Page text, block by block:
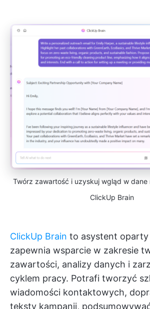
Twórz zawartość i uzyskuj wgląd w
ClickUp Brain
ClickUp Brain to asystent
zapewnia wsparcie w zakresie
zawartości, analizy danych i
cyklem pracy. Potrafi tworzyć
wiadomości kontaktowych,
teksty kampanii,